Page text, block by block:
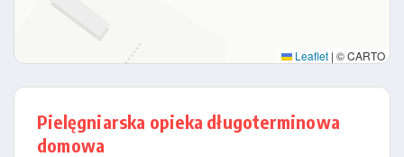
Leaflet | © CARTO
Pielęgniarska opieka długoterminowa
domowa